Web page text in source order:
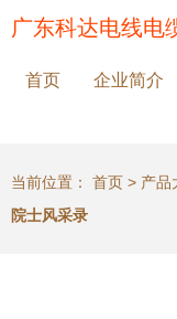
广东科达电线电
首页 企业简介
当前位置： 首页 > 产品
院士风采录